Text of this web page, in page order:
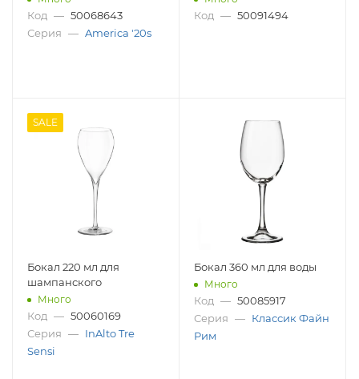
Код — 50068643
Серия — America '20s
Код — 50091494
SALE
Бокал 220 мл для
шампанского
Много
Код — 50060169
Серия — InAlto Tre
Sensi
Бокал 360 мл для воды
Много
Код — 50085917
Серия — Классик Файн
Рим